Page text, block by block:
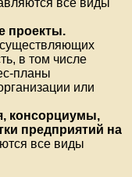
все виды
проекты.
в том числе
планы
или
консорциумы,
предприятий на
все виды